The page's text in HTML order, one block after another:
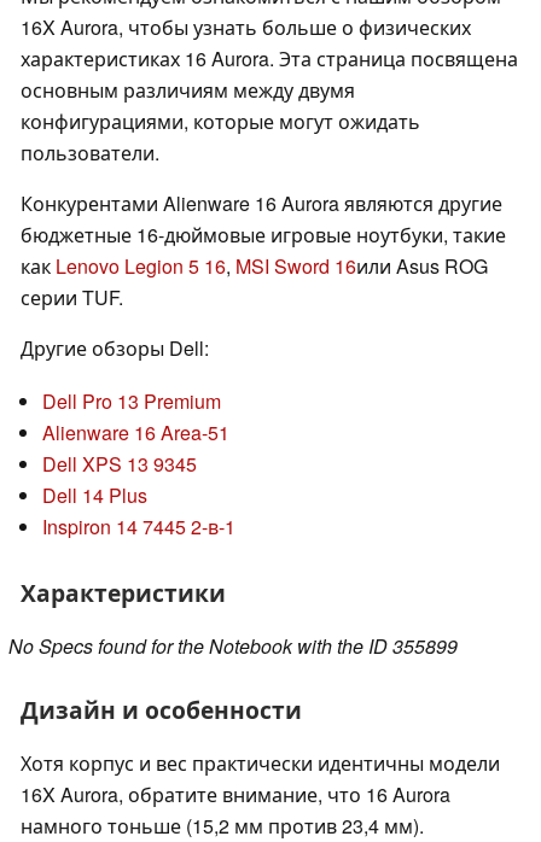
16X Aurora, чтобы узнать больше о физических
характеристиках 16 Aurora. Эта страница посвящена
основным различиям между двумя
конфигурациями, которые могут ожидать
пользователи.
Конкурентами Alienware 16 Aurora являются другие
бюджетные 16-дюймовые игровые ноутбуки, такие
как Lenovo Legion 5 16, MSI Sword 16или Asus ROG
серии TUF.
Другие обзоры Dell:
Dell Pro 13 Premium
Alienware 16 Area-51
Dell XPS 13 9345
Dell 14 Plus
Inspiron 14 7445 2-в-1
Характеристики
No Specs found for the Notebook with the ID 355899
Дизайн и особенности
Хотя корпус и вес практически идентичны модели
16X Aurora, обратите внимание, что 16 Aurora
намного тоньше (15,2 мм против 23,4 мм).